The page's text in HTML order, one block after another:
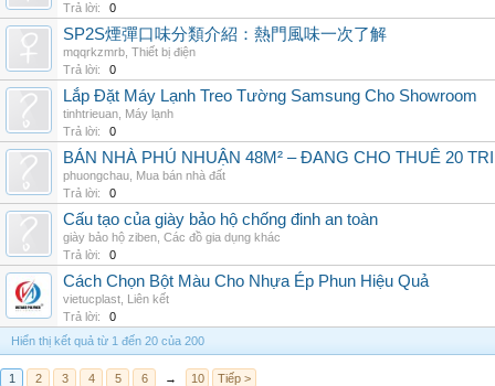
Trả lời:
0
SP2S煙彈口味分類介紹：熱門風味一次了解
mqqrkzmrb Thiết bị điện
Trả lời:
0
Lắp Đặt Máy Lạnh Treo Tường Samsung Cho Showroom
tinhtrieuan Máy lạnh
Trả lời:
0
BÁN NHÀ PHÚ NHUẬN 48M² – ĐANG CHO THUÊ 20
phuongchau Mua bán nhà đất
Trả lời:
0
Cấu tạo của giày bảo hộ chống đinh an toàn
giày bảo hộ ziben Các đồ gia dụng khác
Trả lời:
0
Cách Chọn Bột Màu Cho Nhựa Ép Phun Hiệu Quả
vietucplast Liên kết
Trả lời:
0
Hiển thị kết quả từ 1 đến 20 của 200
1 2 3 4 5 6 → 10 Tiếp >